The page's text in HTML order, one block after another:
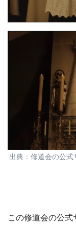
出典：修道会の公式
この修道会の公